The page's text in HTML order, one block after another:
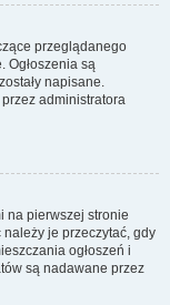
przeglądanego
Ogłoszenia są
napisane.
administratora
na pierwszej stronie
je przeczytać, gdy
ogłoszeń i
są nadawane przez